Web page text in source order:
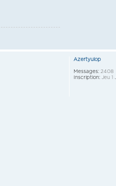
Azertyuiop
Messages: 2408
Inscription: Jeu 1